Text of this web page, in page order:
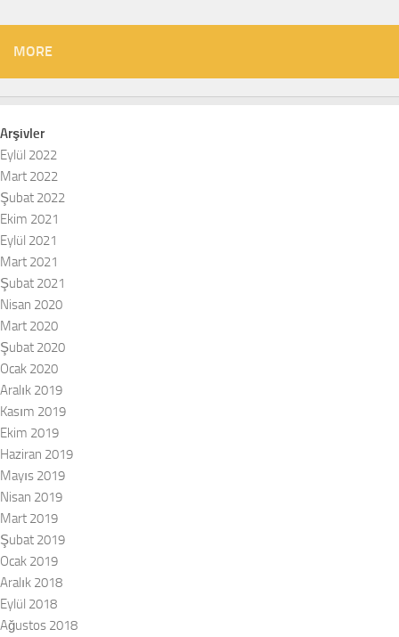
MORE
Arşivler
Eylül 2022
Mart 2022
Şubat 2022
Ekim 2021
Eylül 2021
Mart 2021
Şubat 2021
Nisan 2020
Mart 2020
Şubat 2020
Ocak 2020
Aralık 2019
Kasım 2019
Ekim 2019
Haziran 2019
Mayıs 2019
Nisan 2019
Mart 2019
Şubat 2019
Ocak 2019
Aralık 2018
Eylül 2018
Ağustos 2018